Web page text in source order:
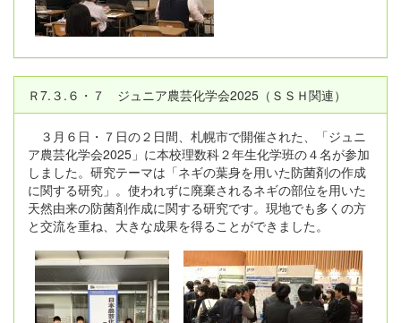
Ｒ7.３.６・７ ジュニア農芸化学会2025（ＳＳＨ関連）
３月６日・７日の２日間、札幌市で開催された、「ジュニ
ア農芸化学会2025」に本校理数科２年生化学班の４名が参加
しました。研究テーマは「ネギの葉身を用いた防菌剤の作成
に関する研究」。使われずに廃棄されるネギの部位を用いた
天然由来の防菌剤作成に関する研究です。現地でも多くの方
と交流を重ね、大きな成果を得ることができました。